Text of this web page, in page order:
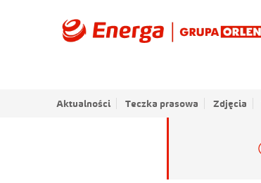
Aktualności Teczka prasowa Zdjęcia